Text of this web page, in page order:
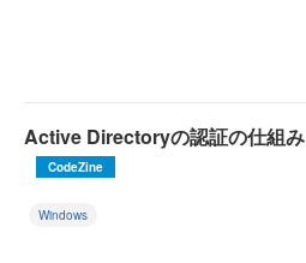
Active Directoryの認証の仕組み
CodeZine
Windows